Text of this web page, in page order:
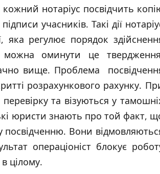
нотаріус посвідчить
учасників. Такі дії
яка регулює порядок
оминути це
вище. Проблема
розрахункового рахунку.
та візуються у
юристи знають про той факт,
посвідченню. Вони
операціоніст блокує
цілому.